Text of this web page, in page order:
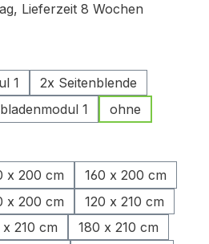
Lieferzeit 8 Wochen
1
2x Seitenblende
1
ohne
x 200 cm
160 x 200 cm
x 200 cm
120 x 210 cm
x 210 cm
180 x 210 cm